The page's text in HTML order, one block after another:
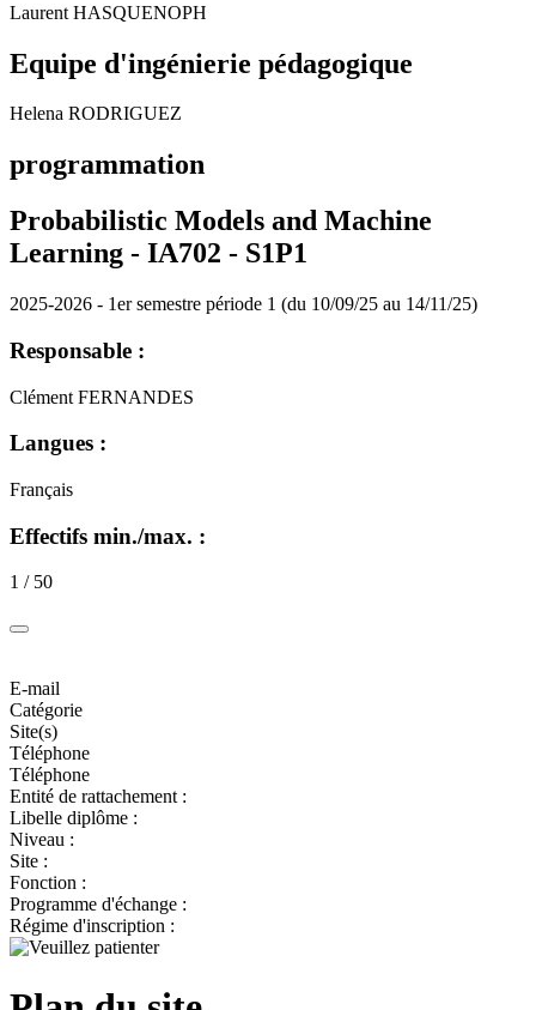
Laurent HASQUENOPH
Equipe d'ingénierie pédagogique
Helena RODRIGUEZ
programmation
Probabilistic Models and Machine
Learning - IA702 - S1P1
2025-2026 - 1er semestre période 1 (du 10/09/25 au 14/11/25)
Responsable :
Clément FERNANDES
Langues :
Français
Effectifs min./max. :
1 / 50
E-mail
Catégorie
Site(s)
Téléphone
Téléphone
Entité de rattachement :
Libelle diplôme :
Niveau :
Site :
Fonction :
Programme d'échange :
Régime d'inscription :